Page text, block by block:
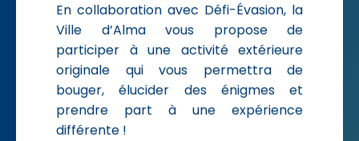
En collaboration avec Défi-Évasion, la
Ville d’Alma vous propose de
participer à une activité extérieure
originale qui vous permettra de
bouger, élucider des énigmes et
prendre part à une expérience
différente !